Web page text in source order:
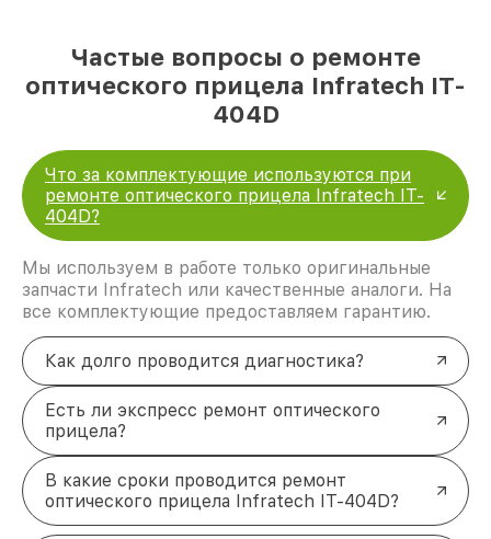
Частые вопросы о ремонте
оптического прицела Infratech IT-
404D
Что за комплектующие используются при
ремонте оптического прицела Infratech IT-
404D?
Мы используем в работе только оригинальные
запчасти Infratech или качественные аналоги. На
все комплектующие предоставляем гарантию.
Как долго проводится диагностика?
Есть ли экспресс ремонт оптического
прицела?
В какие сроки проводится ремонт
оптического прицела Infratech IT-404D?